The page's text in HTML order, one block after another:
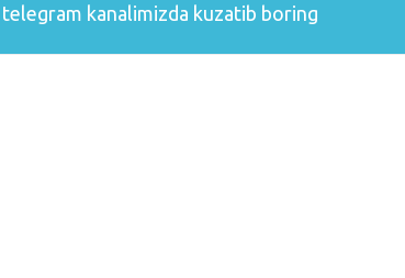
telegram kanalimizda kuzatib boring